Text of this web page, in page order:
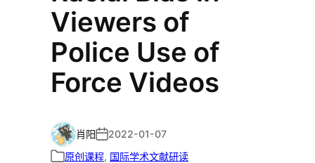
Viewers of
Police Use of
Force Videos
肖阳
2022-01-07
原创课程, 国际学术文献研读